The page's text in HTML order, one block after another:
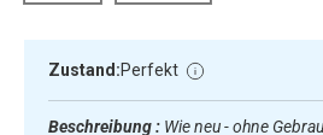
Zustand:Perfekt
Beschreibung : Wie neu - ohne